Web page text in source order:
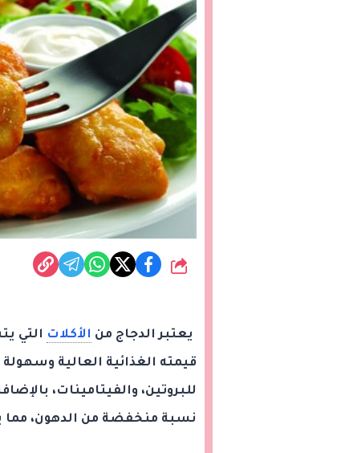
شارك
يعتبر الدجاج من الأكلات التي
قيمته الغذائية العالية
للبروتين، والفيتامينات،
نسبة منخفضة من الدهون، مما